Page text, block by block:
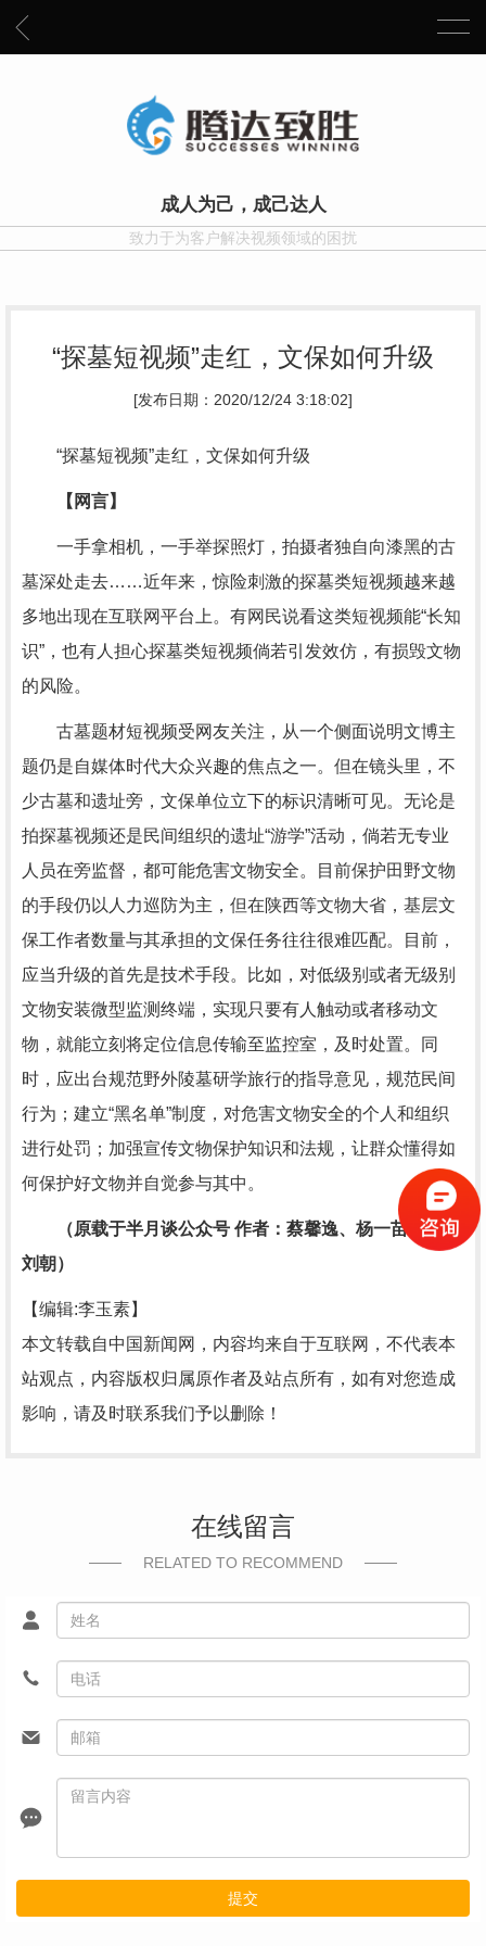
成人为己，成己达人
致力于为客户解决视频领域的困扰
“探墓短视频”走红，文保如何升级
[发布日期：2020/12/24 3:18:02]
“探墓短视频”走红，文保如何升级
【网言】
一手拿相机，一手举探照灯，拍摄者独自向漆黑的古
墓深处走去……近年来，惊险刺激的探墓类短视频越来越
多地出现在互联网平台上。有网民说看这类短视频能“长知
识”，也有人担心探墓类短视频倘若引发效仿，有损毁文物
的风险。
古墓题材短视频受网友关注，从一个侧面说明文博主
题仍是自媒体时代大众兴趣的焦点之一。但在镜头里，不
少古墓和遗址旁，文保单位立下的标识清晰可见。无论是
拍探墓视频还是民间组织的遗址“游学”活动，倘若无专业
人员在旁监督，都可能危害文物安全。目前保护田野文物
的手段仍以人力巡防为主，但在陕西等文物大省，基层文
保工作者数量与其承担的文保任务往往很难匹配。目前，
应当升级的首先是技术手段。比如，对低级别或者无级别
文物安装微型监测终端，实现只要有人触动或者移动文
物，就能立刻将定位信息传输至监控室，及时处置。同
时，应出台规范野外陵墓研学旅行的指导意见，规范民间
行为；建立“黑名单”制度，对危害文物安全的个人和组织
进行处罚；加强宣传文物保护知识和法规，让群众懂得如
何保护好文物并自觉参与其中。
（原载于半月谈公众号 作者：蔡馨逸、杨一苗 摘编：
刘朝）
【编辑:李玉素】
本文转载自中国新闻网，内容均来自于互联网，不代表本
站观点，内容版权归属原作者及站点所有，如有对您造成
影响，请及时联系我们予以删除！
在线留言
RELATED TO RECOMMEND
提交